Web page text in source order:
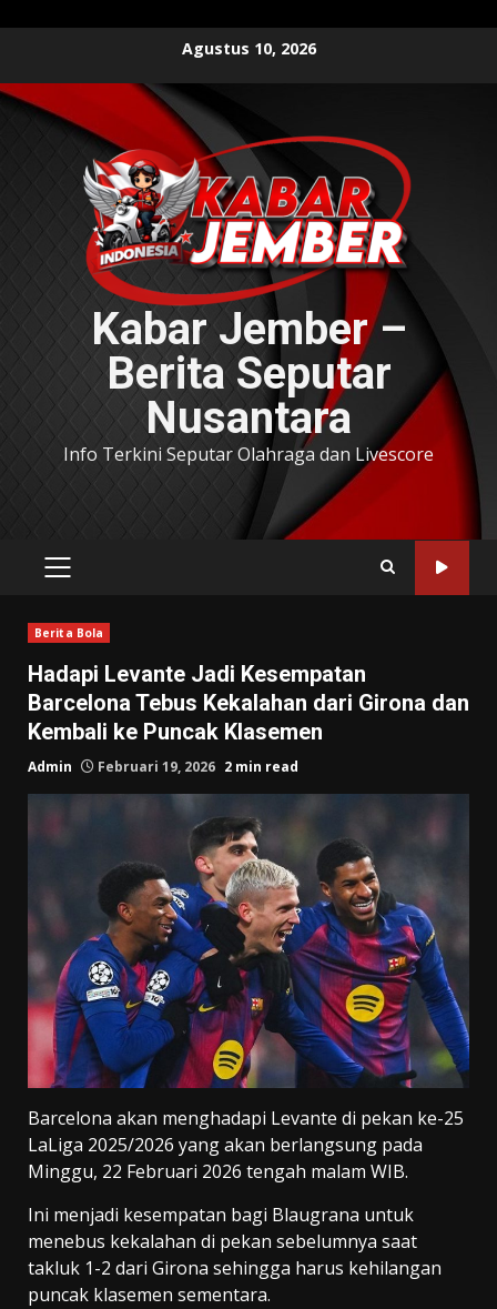
content
Agustus 10, 2026
Kabar Jember –
Berita Seputar
Nusantara
Info Terkini Seputar Olahraga dan Livescore
PRIMARY
Berita Bola
Hadapi Levante Jadi Kesempatan
Barcelona Tebus Kekalahan dari Girona dan
Kembali ke Puncak Klasemen
Admin Februari 19, 2026 2 min read
Barcelona akan menghadapi Levante di pekan ke-25
LaLiga 2025/2026 yang akan berlangsung pada
Minggu, 22 Februari 2026 tengah malam WIB.
Ini menjadi kesempatan bagi Blaugrana untuk
menebus kekalahan di pekan sebelumnya saat
takluk 1-2 dari Girona sehingga harus kehilangan
puncak klasemen sementara.